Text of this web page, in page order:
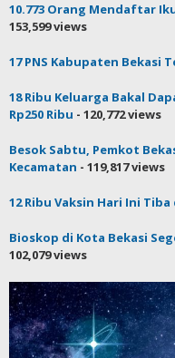
10.773 Orang Mendaftar
153,599 views
17 PNS Kabupaten Bekasi
18 Ribu Keluarga Bakal
Rp250 Ribu - 120,772 views
Besok Sabtu, Pemkot
Kecamatan - 119,817 views
12 Ribu Vaksin Hari Ini
Bioskop di Kota Bekasi
102,079 views